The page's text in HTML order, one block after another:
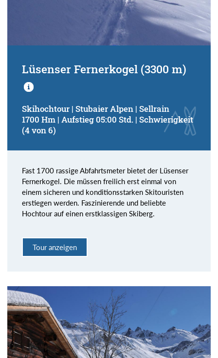
Lüsenser Fernerkogel (3300 m)
Skihochtour | Stubaier Alpen | Sellrain
1700 Hm | Aufstieg 05:00 Std. | Schwierigkeit
(4 von 6)
Fast 1700 rassige Abfahrtsmeter bietet der Lüsenser
Fernerkogel. Die müssen freilich erst einmal von
einem sicheren und konditionsstarken Skitouristen
erstiegen werden. Faszinierende und beliebte
Hochtour auf einen erstklassigen Skiberg.
Tour anzeigen